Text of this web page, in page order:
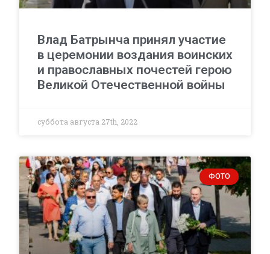
Влад Батрынча принял участие
в церемонии воздания воинских
и православных почестей герою
Великой Отечественной войны
суббота августа 27th, 2022
ФОТО